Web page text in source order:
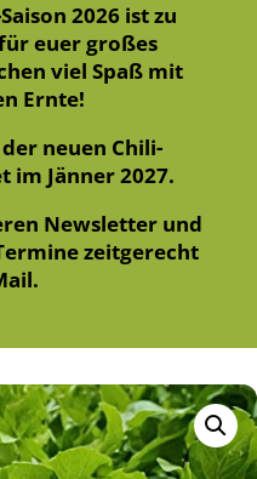
2026 ist zu
euer großes
viel Spaß mit
Ernte!
neuen Chili-
im Jänner 2027.
Newsletter und
zeitgerecht